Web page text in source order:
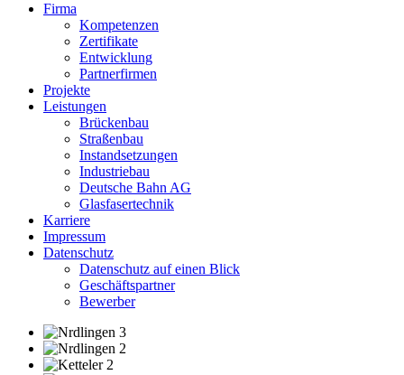
Firma
Kompetenzen
Zertifikate
Entwicklung
Partnerfirmen
Projekte
Leistungen
Brückenbau
Straßenbau
Instandsetzungen
Industriebau
Deutsche Bahn AG
Glasfasertechnik
Karriere
Impressum
Datenschutz
Datenschutz auf einen Blick
Geschäftspartner
Bewerber